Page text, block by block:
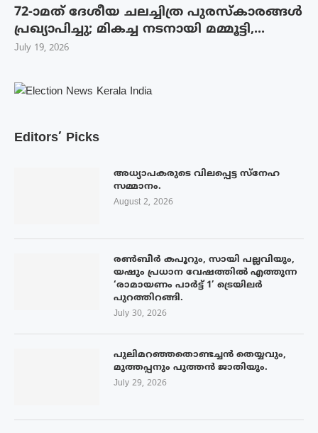
Editors’ Picks
അധ്യാപകരുടെ വിലപ്പെട്ട സ്നേഹ
സമ്മാനം.
August 2, 2026
രൺബീർ കപൂറും, സായി പല്ലവിയും,
യഷും പ്രധാന വേഷത്തിൽ എത്തുന്ന
‘രാമായണം പാർട്ട് 1’ ട്രെയിലർ
പുറത്തിറങ്ങി.
July 30, 2026
പുലിമറഞ്ഞതൊണ്ടച്ചൻ തെയ്യവും,
മുത്തപ്പനും പുത്തൻ ജാതിയും.
July 29, 2026
72-ാമത് ദേശീയ ചലച്ചിത്ര പുരസ്‌കാരങ്ങള്‍
പ്രഖ്യാപിച്ചു; മികച്ച നടനായി മമ്മൂട്ടി,...
July 19, 2026